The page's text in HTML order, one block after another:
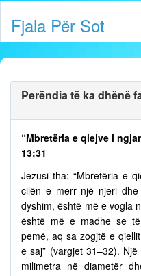
Fjala Për Sot
Perëndia të ka dhënë
“Mbretëria e qiejve i
13:31
Jezusi tha: “Mbretëria e
cilën e merr një njeri
dyshim, është më e vogla
është më e madhe se
pemë, aq sa zogjtë e
e saj” (vargjet 31–32).
milimetra në diametër